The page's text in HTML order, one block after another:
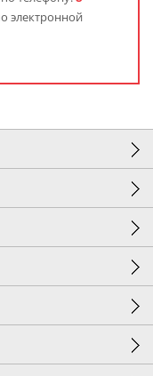
электронной